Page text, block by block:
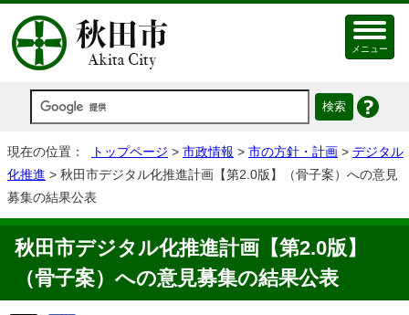
メニュー
現在の位置： トップページ > 市政情報 > 市の方針・計画 > デジタル
化推進 > 秋田市デジタル化推進計画【第2.0版】（骨子案）への意見
募集の結果公表
秋田市デジタル化推進計画【第2.0版】
（骨子案）への意見募集の結果公表